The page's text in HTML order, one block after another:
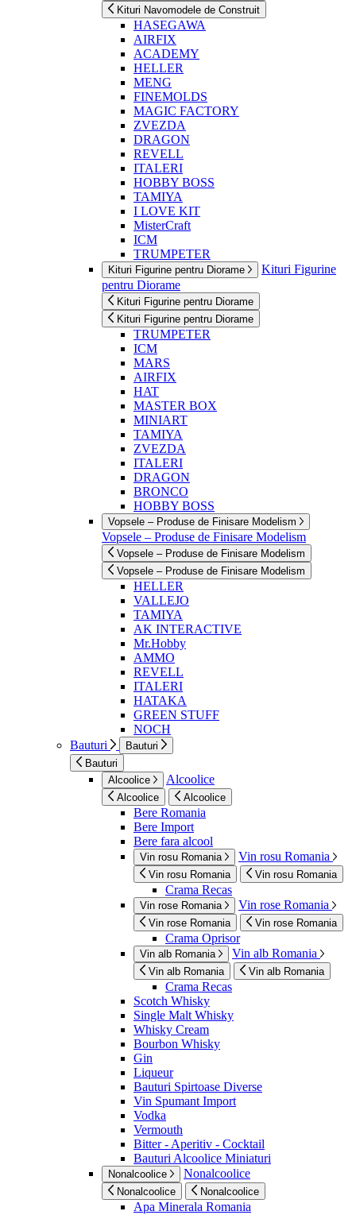
Kituri Navomodele de Construit
HASEGAWA
AIRFIX
ACADEMY
HELLER
MENG
FINEMOLDS
MAGIC FACTORY
ZVEZDA
DRAGON
REVELL
ITALERI
HOBBY BOSS
TAMIYA
I LOVE KIT
MisterCraft
ICM
TRUMPETER
Kituri Figurine pentru Diorame
Kituri Figurine
pentru Diorame
Kituri Figurine pentru Diorame
Kituri Figurine pentru Diorame
TRUMPETER
ICM
MARS
AIRFIX
HAT
MASTER BOX
MINIART
TAMIYA
ZVEZDA
ITALERI
DRAGON
BRONCO
HOBBY BOSS
Vopsele – Produse de Finisare Modelism
Vopsele – Produse de Finisare Modelism
Vopsele – Produse de Finisare Modelism
Vopsele – Produse de Finisare Modelism
HELLER
VALLEJO
TAMIYA
AK INTERACTIVE
Mr.Hobby
AMMO
REVELL
ITALERI
HATAKA
GREEN STUFF
NOCH
Bauturi
Bauturi
Bauturi
Alcoolice
Alcoolice
Alcoolice Alcoolice
Bere Romania
Bere Import
Bere fara alcool
Vin rosu Romania Vin rosu Romania
Vin rosu Romania Vin rosu Romania
Crama Recas
Vin rose Romania Vin rose Romania
Vin rose Romania Vin rose Romania
Crama Oprisor
Vin alb Romania Vin alb Romania
Vin alb Romania Vin alb Romania
Crama Recas
Scotch Whisky
Single Malt Whisky
Whisky Cream
Bourbon Whisky
Gin
Liqueur
Bauturi Spirtoase Diverse
Vin Spumant Import
Vodka
Vermouth
Bitter - Aperitiv - Cocktail
Bauturi Alcoolice Miniaturi
Nonalcoolice Nonalcoolice
Nonalcoolice Nonalcoolice
Apa Minerala Romania